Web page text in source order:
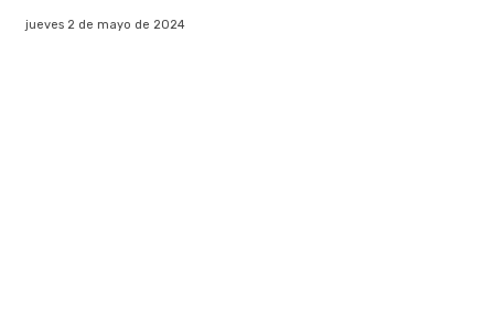
jueves 2 de mayo de 2024